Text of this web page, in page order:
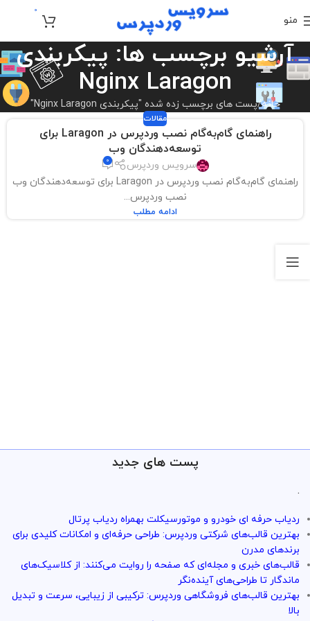
منو
0
آرشیو برچسب ها: پیکربندی
Nginx Laragon
خانه پست های برچسب زده شده "پیکربندی Nginx Laragon"
مقالات
راهنمای گام‌به‌گام نصب وردپرس در Laragon برای
توسعه‌دهندگان وب
سرویس وردپرس 0
راهنمای گام‌به‌گام نصب وردپرس در Laragon برای توسعه‌دهندگان وب
نصب وردپرس...
ادامه مطلب
پست های جدید
.
ردیاب حرفه ای خودرو و موتورسیکلت بهمراه ردیاب پرتال
بهترین قالب‌های شرکتی وردپرس: طراحی حرفه‌ای و امکانات کلیدی برای
برندهای مدرن
قالب‌های خبری و مجله‌ای که صفحه را روایت می‌کنند: از کلاسیک‌های
ماندگار تا طراحی‌های آینده‌نگر
بهترین قالب‌های فروشگاهی وردپرس: ترکیبی از زیبایی، سرعت و تبدیل
بالا